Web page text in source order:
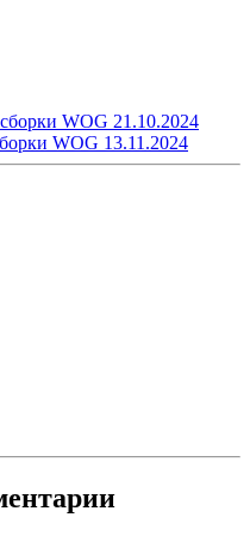
WOG 21.10.2024
WOG 13.11.2024